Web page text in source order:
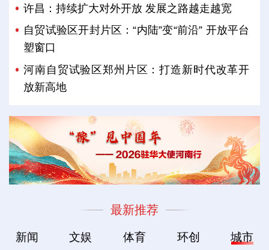
许昌：持续扩大对外开放 发展之路越走越宽
自贸试验区开封片区：“内陆”变“前沿” 开放平台
塑窗口
河南自贸试验区郑州片区：打造新时代改革开
放新高地
最新推荐
新闻 文娱 体育 环创 城市